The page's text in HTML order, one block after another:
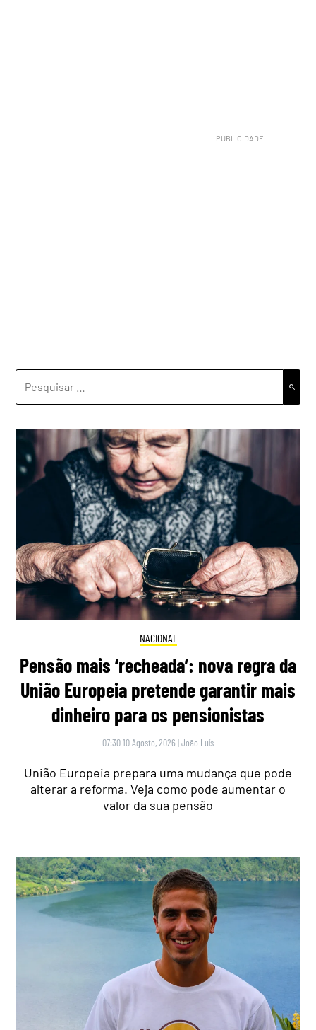
NACIONAL
Pensão mais ‘recheada’: nova regra da
União Europeia pretende garantir mais
dinheiro para os pensionistas
07:30 10 Agosto, 2026 |João Luís
União Europeia prepara uma mudança que pode
alterar a reforma. Veja como pode aumentar o
valor da sua pensão